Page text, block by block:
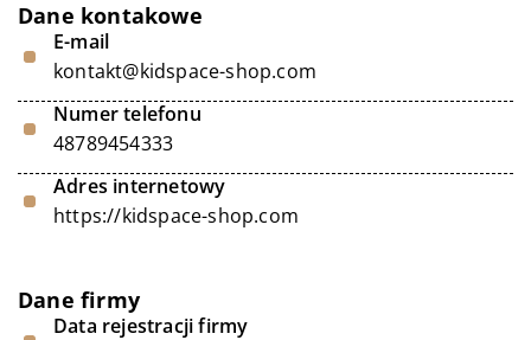
Dane kontakowe
E-mail
kontakt@kidspace-shop.com
Numer telefonu
48789454333
Adres internetowy
https://kidspace-shop.com
Dane firmy
Data rejestracji firmy